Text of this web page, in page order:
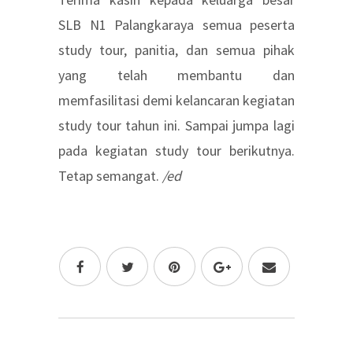
SLB N1 Palangkaraya semua peserta
study tour, panitia, dan semua pihak
yang telah membantu dan
memfasilitasi demi kelancaran kegiatan
study tour tahun ini. Sampai jumpa lagi
pada kegiatan study tour berikutnya.
Tetap semangat. /ed